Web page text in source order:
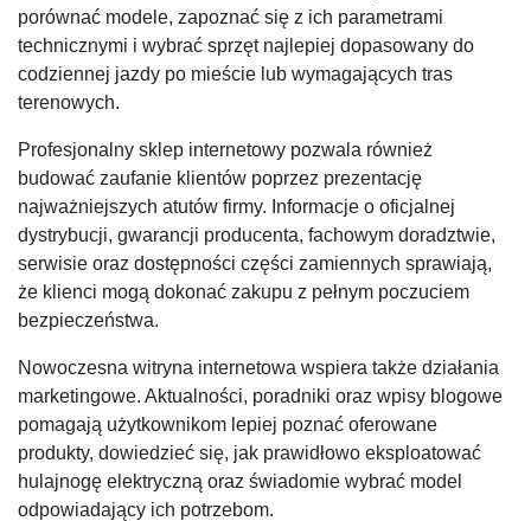
porównać modele, zapoznać się z ich parametrami
technicznymi i wybrać sprzęt najlepiej dopasowany do
codziennej jazdy po mieście lub wymagających tras
terenowych.
Profesjonalny sklep internetowy pozwala również
budować zaufanie klientów poprzez prezentację
najważniejszych atutów firmy. Informacje o oficjalnej
dystrybucji, gwarancji producenta, fachowym doradztwie,
serwisie oraz dostępności części zamiennych sprawiają,
że klienci mogą dokonać zakupu z pełnym poczuciem
bezpieczeństwa.
Nowoczesna witryna internetowa wspiera także działania
marketingowe. Aktualności, poradniki oraz wpisy blogowe
pomagają użytkownikom lepiej poznać oferowane
produkty, dowiedzieć się, jak prawidłowo eksploatować
hulajnogę elektryczną oraz świadomie wybrać model
odpowiadający ich potrzebom.